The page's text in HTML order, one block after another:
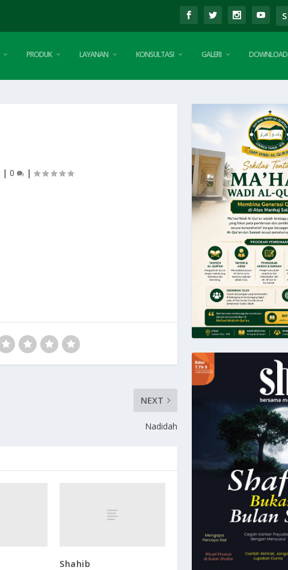
PRODUK LAYANAN KONSULTASI GALERI DOWNLOAD
|0 |
NEXT
Nadidah
Shahib